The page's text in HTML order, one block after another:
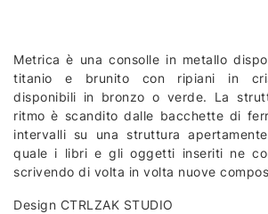
Metrica è una consolle in metallo
titanio e brunito con ripiani in
disponibili in bronzo o verde. La
ritmo è scandito dalle bacchette di
intervalli su una struttura
quale i libri e gli oggetti inseriti ne
scrivendo di volta in volta nuove
Design CTRLZAK STUDIO